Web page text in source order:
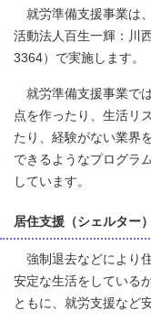
就労準備支援事業は
活動法人百生一輝：川
3364）で実施します。
就労準備支援事業で
点を作ったり、生活リ
たり、経験がない業界
できるようなプログラ
しています。
居住支援（シェルター
強制退去などにより
安定な生活をしている
ともに、就労支援など